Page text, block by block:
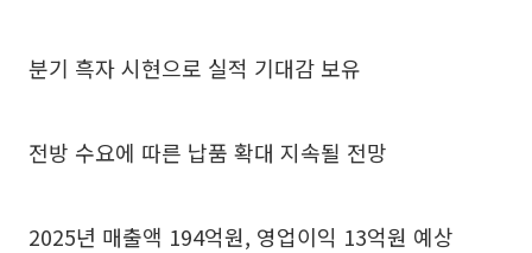
분기 흑자 시현으로 실적 기대감 보유
전방 수요에 따른 납품 확대 지속될 전망
2025년 매출액 194억원, 영업이익 13억원 예상